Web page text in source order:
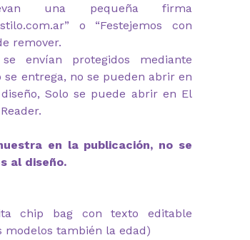
una pequeña firma
o “Festejemos con
remover.
envían protegidos mediante
entrega, no se pueden abrir en
Solo se puede abrir en El
en la publicación, no se
al diseño.
chip bag con texto editable
modelos también la edad)